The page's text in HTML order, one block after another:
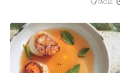
FACILE